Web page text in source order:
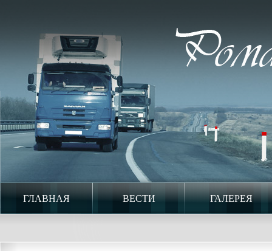
ГЛАВНАЯ ВЕСТИ ГАЛЕРЕЯ